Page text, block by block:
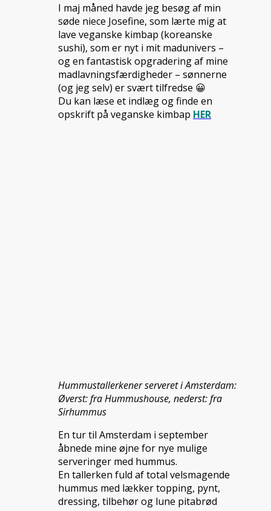
I maj måned havde jeg besøg af min
søde niece Josefine, som lærte mig at
lave veganske kimbap (koreanske
sushi), som er nyt i mit madunivers –
og en fantastisk opgradering af mine
madlavningsfærdigheder – sønnerne
(og jeg selv) er svært tilfredse 😀
Du kan læse et indlæg og finde en
opskrift på veganske kimbap HER
Hummustallerkener serveret i Amsterdam:
Øverst: fra Hummushouse, nederst: fra
Sirhummus
En tur til Amsterdam i september
åbnede mine øjne for nye mulige
serveringer med hummus.
En tallerken fuld af total velsmagende
hummus med lækker topping, pynt,
dressing, tilbehør og lune pitabrød